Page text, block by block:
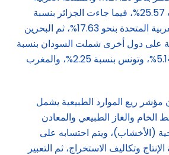
السعودية بنسبة تقارب 25.57%، فيما جاءت الجزائر بنسبة
22.59%، والإمارات العربية المتحدة بنحو 17.63%، ثم البحرين
متقدمة على دول أخرى شملت السودان بنسبة
12.75%، ومصر بنحو 5.14%، وتونس بنسبة 2.25%، والمغرب
مؤشر ريع الموارد الطبيعية يشمل
الخام والغاز الطبيعي والمعادن
(الأخشاب)، ويتم احتسابه على
وتكاليف الاستخراج، ثم التعبير